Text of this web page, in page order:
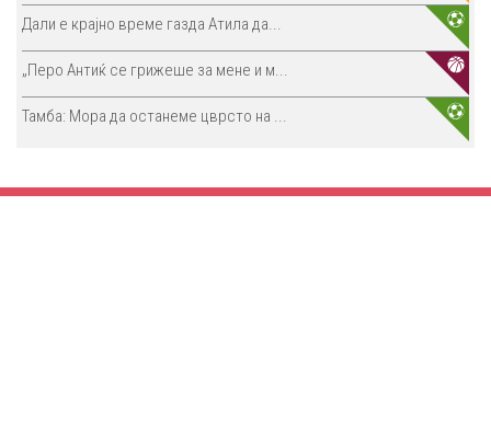
Дали е крајно време газда Атила да...
„Перо Антиќ се грижеше за мене и м...
Тамба: Мора да останеме цврсто на ...